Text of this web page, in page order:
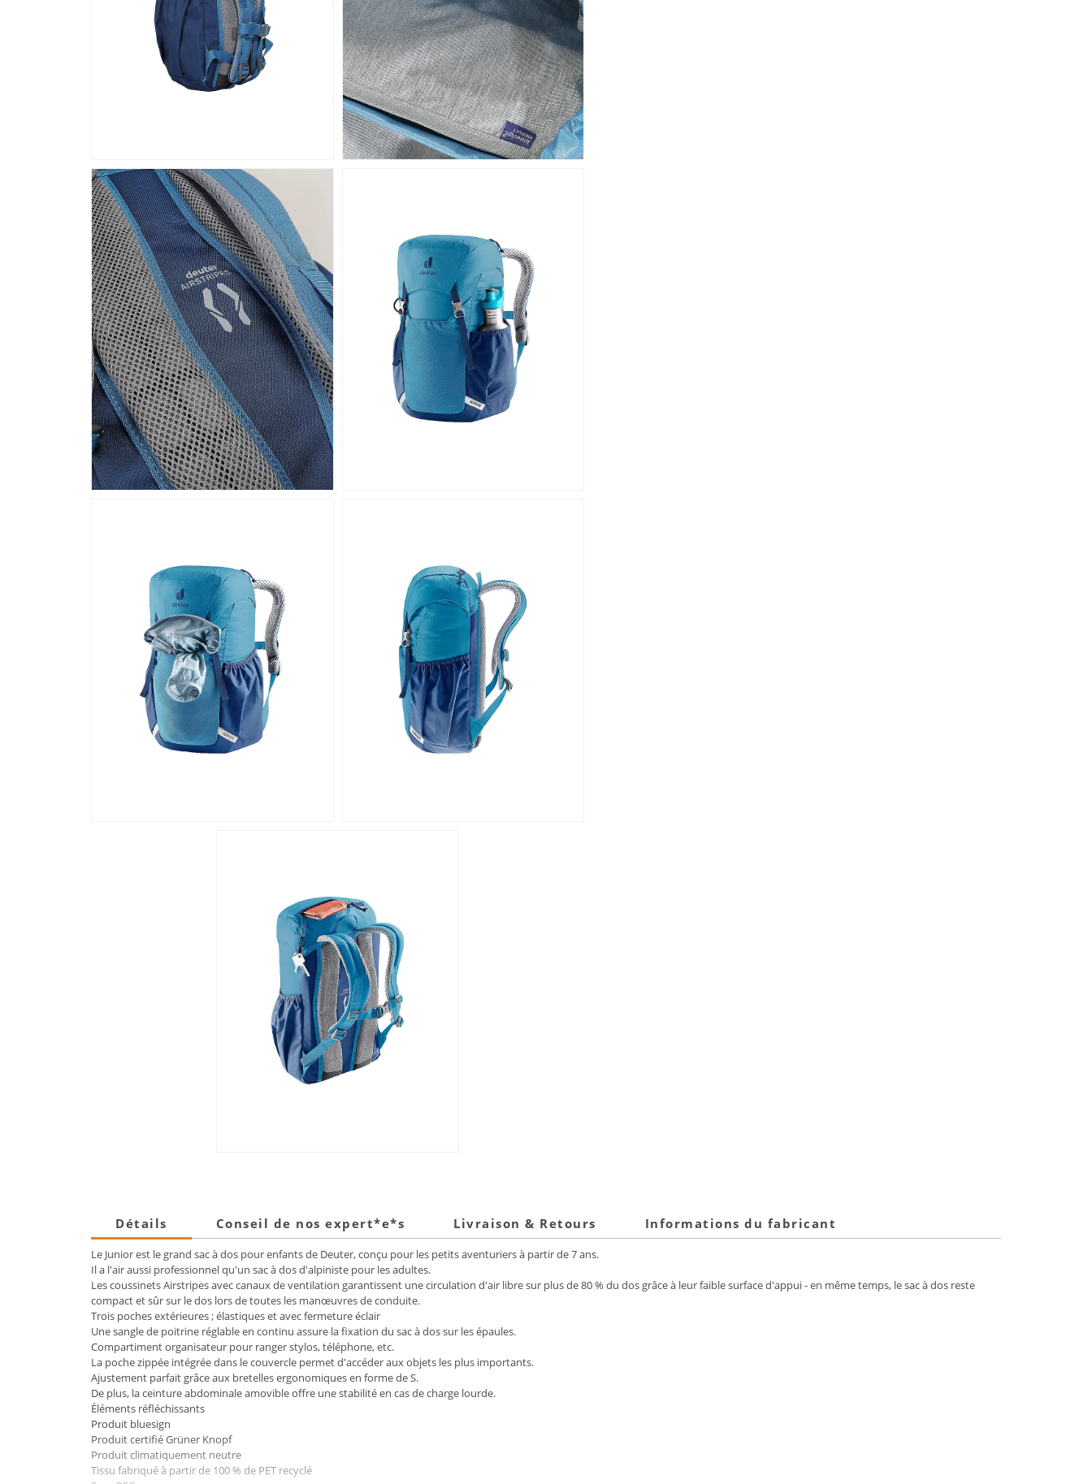
Détails Conseil de nos expert*e*s Livraison & Retours Informations du fabricant
Le Junior est le grand sac à dos pour enfants de Deuter, conçu pour les petits aventuriers à partir de 7 ans.
Il a l'air aussi professionnel qu'un sac à dos d'alpiniste pour les adultes.
Les coussinets Airstripes avec canaux de ventilation garantissent une circulation d'air libre sur plus de 80 % du dos grâce à leur faible surface d'appui - en même temps, le sac à dos reste
compact et sûr sur le dos lors de toutes les manœuvres de conduite.
Trois poches extérieures ; élastiques et avec fermeture éclair
Une sangle de poitrine réglable en continu assure la fixation du sac à dos sur les épaules.
Compartiment organisateur pour ranger stylos, téléphone, etc.
La poche zippée intégrée dans le couvercle permet d'accéder aux objets les plus importants.
Ajustement parfait grâce aux bretelles ergonomiques en forme de S.
De plus, la ceinture abdominale amovible offre une stabilité en cas de charge lourde.
Éléments réfléchissants
Produit bluesign
Produit certifié Grüner Knopf
Produit climatiquement neutre
Tissu fabriqué à partir de 100 % de PET recyclé